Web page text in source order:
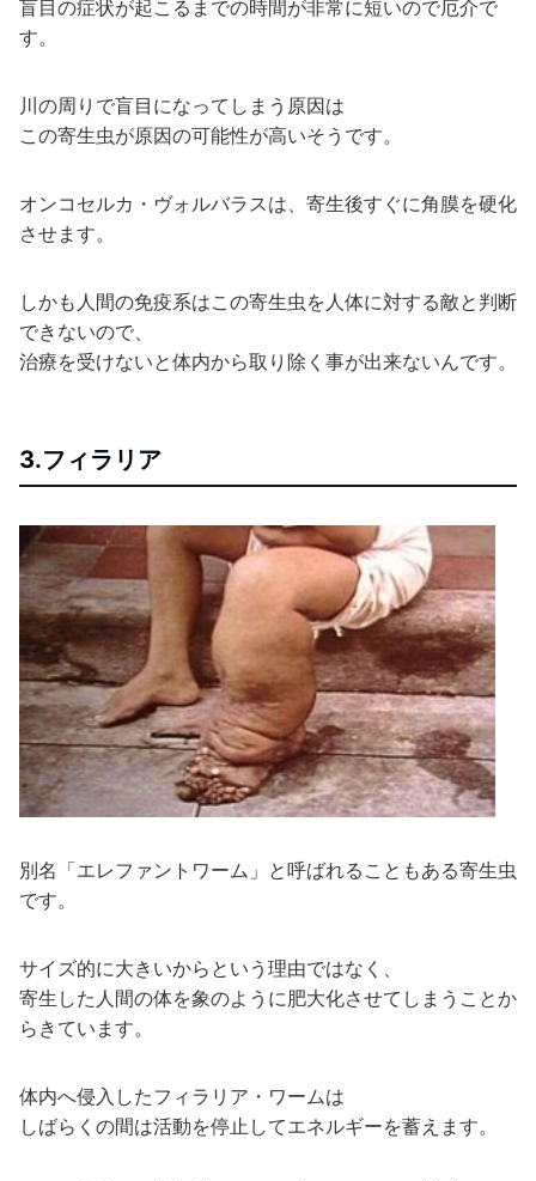
盲目の症状が起こるまでの時間が非常に短いので厄介で
す。
川の周りで盲目になってしまう原因は
この寄生虫が原因の可能性が高いそうです。
オンコセルカ・ヴォルバラスは、寄生後すぐに角膜を硬化
させます。
しかも人間の免疫系はこの寄生虫を人体に対する敵と判断
できないので、
治療を受けないと体内から取り除く事が出来ないんです。
3.フィラリア
別名「エレファントワーム」と呼ばれることもある寄生虫
です。
サイズ的に大きいからという理由ではなく、
寄生した人間の体を象のように肥大化させてしまうことか
らきています。
体内へ侵入したフィラリア・ワームは
しばらくの間は活動を停止してエネルギーを蓄えます。